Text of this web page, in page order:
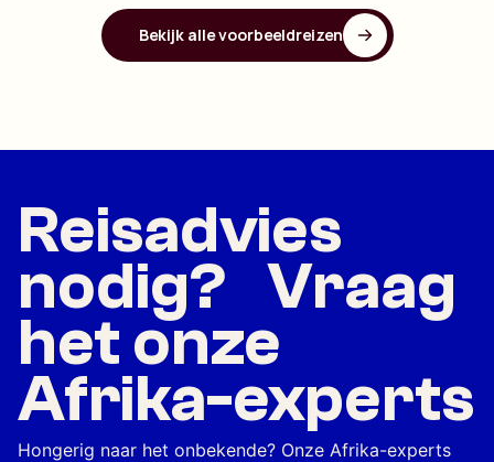
Bekijk alle voorbeeldreizen
Reisadvies
nodig? Vraag
het onze
Afrika-experts
Hongerig naar het onbekende? Onze Afrika-experts